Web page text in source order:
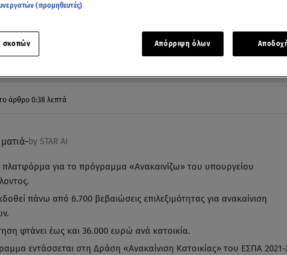
Δείτε περισσότερα άρθρα μας στα αποτελέσματα αναζήτησης
Add star.gr on Google
άρθρο 0:38 λεπτά
-by STAR AI
πλατφόρμα για το πρόγραμμα «Ανακαινίζω» του υπουργείου
πάνω από 6.700 βεβαιώσεις επιλεξιμότητας για ανακαίνιση
φτάνει έως και 36.000 ευρώ ανά κατοικία.
εντάσσεται στη Δράση «Ανακαίνιση Κατοικίας» του ΕΣΠΑ 2021-
(προμηθευτές)
σκοπών Απόρριψη όλων